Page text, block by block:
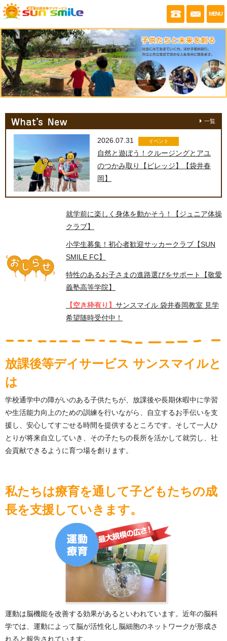
053-430-お問
MENU
2026.07.31 イベント
自然と遊ぼう！クルージングとアユ
のつかみ取り【ビレッジ】【袋井春
岡】
一覧
就学前に楽しく身体を動かそう！【ジュニア体操
クラブ】
小学生募集！初心者歓迎サッカークラブ【SUN
SMILE FC】
特性のあるお子さまの進路選びをサポート【敬愛
義塾高等学院】
【空き枠有り】 サンスマイル 袋井春岡教室 見学
希望随時受付中！
放課後等デイサービス サンスマイルと
は
学校通学中の障がいのある子供たちが、放課後や長期休暇中に学習
や生活能力向上のための訓練を行いながら、自立するお手伝いを支
援し、安心してすごせる時間を提供するところです。そして一人ひ
とりが将来自立していき、その子たちの長所を活かして就労し、社
会貢献できるように育つ場を創ります。
私たちは療育を通して子どもたちの成
長を支援していきます。
運動は脳機能を改善する効果があるといわれています。近年の脳科
学では、運動によって脳が活性化し脳細胞のネットワークが形成さ
れると報告されています。